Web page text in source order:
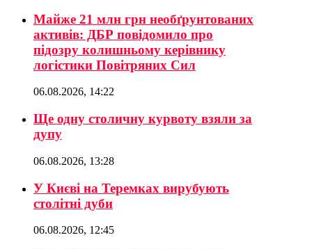
Майже 21 млн грн необґрунтованих
активів: ДБР повідомило про
підозру колишньому керівнику
логістики Повітряних Сил
06.08.2026, 14:22
Ще одну столичну курвоту взяли за
дупу
06.08.2026, 13:28
У Києві на Теремках вирубують
столітні дуби
06.08.2026, 12:45